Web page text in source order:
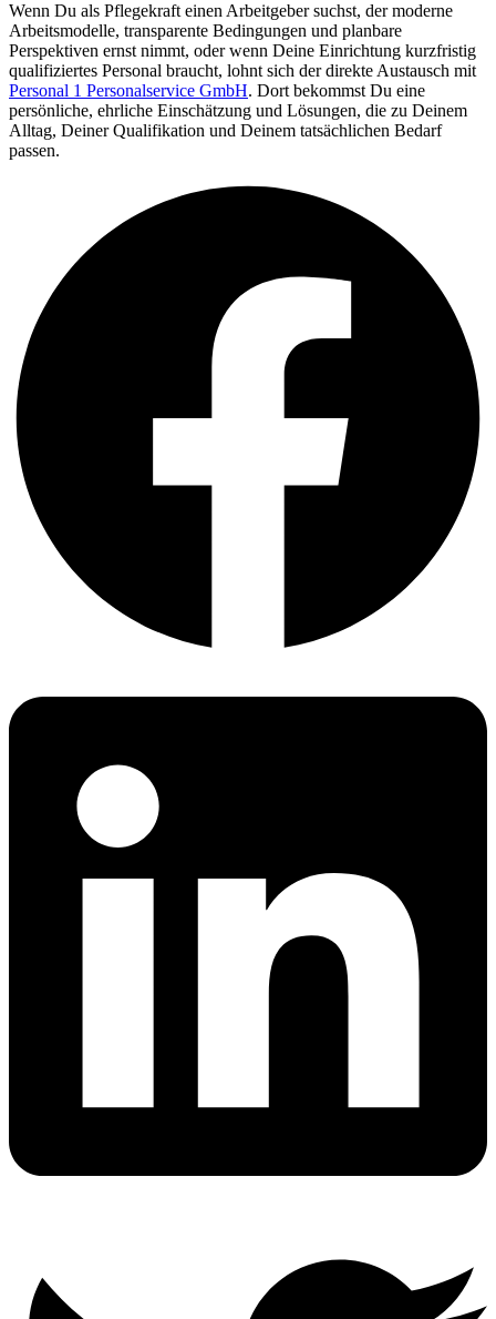
Wenn Du als Pflegekraft einen Arbeitgeber suchst, der moderne
Arbeitsmodelle, transparente Bedingungen und planbare
Perspektiven ernst nimmt, oder wenn Deine Einrichtung kurzfristig
qualifiziertes Personal braucht, lohnt sich der direkte Austausch mit
Personal 1 Personalservice GmbH. Dort bekommst Du eine
persönliche, ehrliche Einschätzung und Lösungen, die zu Deinem
Alltag, Deiner Qualifikation und Deinem tatsächlichen Bedarf
passen.